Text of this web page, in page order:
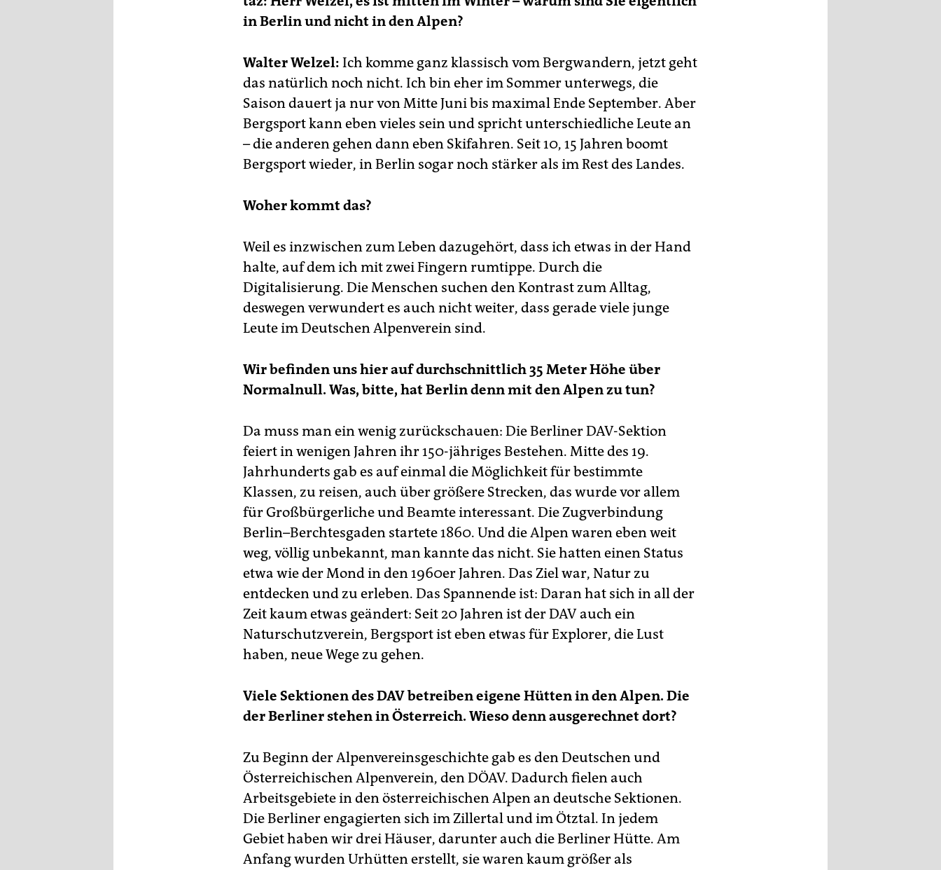
am Hauptbahnhof ist sie etwa 750 Kilometer entfernt. Wer
hinwandern will, braucht 150 Stunden, muss aber dafür laut
man dann den „Berliner Höhenweg“ an der Berliner Hütte vorbei.
in Berlin und nicht in den Alpen?
Walter Welzel: Ich komme ganz klassisch vom Bergwandern, jetzt geht
das natürlich noch nicht. Ich bin eher im Sommer unterwegs, die
Saison dauert ja nur von Mitte Juni bis maximal Ende September. Aber
Bergsport kann eben vieles sein und spricht unterschiedliche Leute an
– die anderen gehen dann eben Skifahren. Seit 10, 15 Jahren boomt
Bergsport wieder, in Berlin sogar noch stärker als im Rest des Landes.
Woher kommt das?
Weil es inzwischen zum Leben dazugehört, dass ich etwas in der Hand
halte, auf dem ich mit zwei Fingern rumtippe. Durch die
Digitalisierung. Die Menschen suchen den Kontrast zum Alltag,
deswegen verwundert es auch nicht weiter, dass gerade viele junge
Leute im Deutschen Alpenverein sind.
Wir befinden uns hier auf durchschnittlich 35 Meter Höhe über
Normalnull. Was, bitte, hat Berlin denn mit den Alpen zu tun?
Da muss man ein wenig zurückschauen: Die Berliner DAV-Sektion
feiert in wenigen Jahren ihr 150-jähriges Bestehen. Mitte des 19.
Jahrhunderts gab es auf einmal die Möglichkeit für bestimmte
Klassen, zu reisen, auch über größere Strecken, das wurde vor allem
für Großbürgerliche und Beamte interessant. Die Zugverbindung
Berlin–Berchtesgaden startete 1860. Und die Alpen waren eben weit
weg, völlig unbekannt, man kannte das nicht. Sie hatten einen Status
etwa wie der Mond in den 1960er Jahren. Das Ziel war, Natur zu
entdecken und zu erleben. Das Spannende ist: Daran hat sich in all der
Zeit kaum etwas geändert: Seit 20 Jahren ist der DAV auch ein
Naturschutzverein, Bergsport ist eben etwas für Explorer, die Lust
haben, neue Wege zu gehen.
Viele Sektionen des DAV betreiben eigene Hütten in den Alpen. Die
der Berliner stehen in Österreich. Wieso denn ausgerechnet dort?
Zu Beginn der Alpenvereinsgeschichte gab es den Deutschen und
Österreichischen Alpenverein, den DÖAV. Dadurch fielen auch
Arbeitsgebiete in den österreichischen Alpen an deutsche Sektionen.
Die Berliner engagierten sich im Zillertal und im Ötztal. In jedem
Gebiet haben wir drei Häuser, darunter auch die Berliner Hütte. Am
Anfang wurden Urhütten erstellt, sie waren kaum größer als